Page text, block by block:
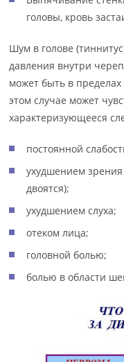
головы, кровь
Шум в голове
давления внутри
может быть в
этом случае может
характеризующееся
постоянной
ухудшением
двоятся);
ухудшением слуха;
отеком лица;
головной болью;
болью в области